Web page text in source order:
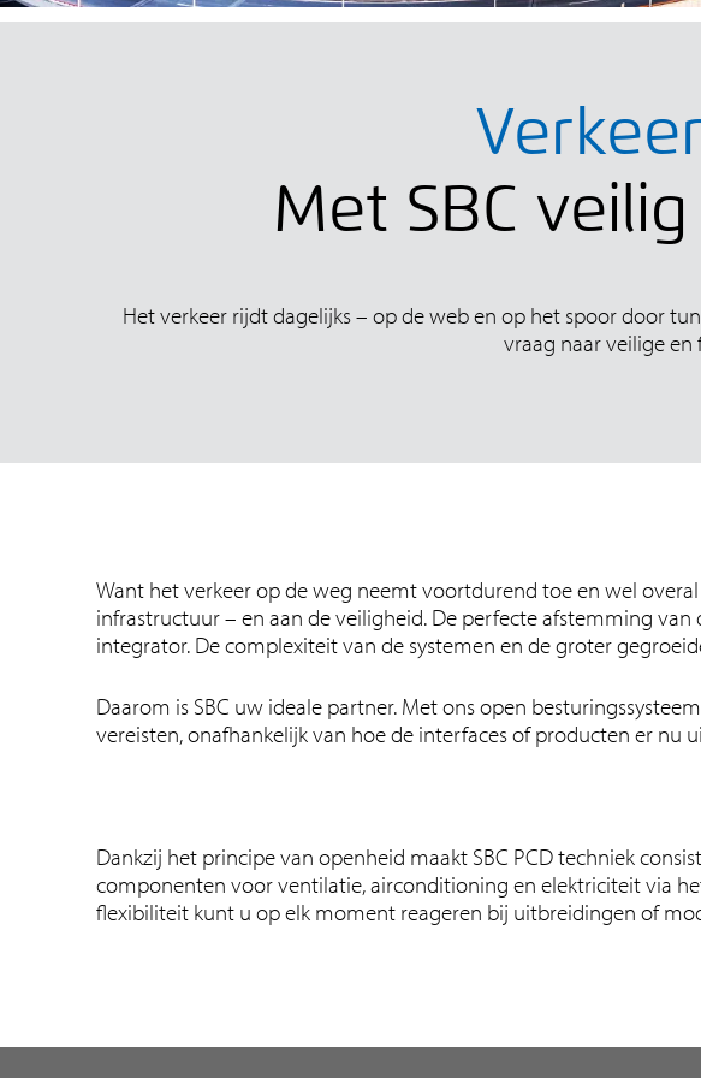
Met SBC
Het verkeer rijdt dagelijks – op de web en op het spoor door
vraag naar veilige
Want het verkeer op de weg neemt voortdurend toe en wel
infrastructuur – en aan de veiligheid. De perfecte afstemming
integrator. De complexiteit van de systemen en de groter
Daarom is SBC uw ideale partner. Met ons open
vereisten, onafhankelijk van hoe de interfaces of producten er nu
Dankzij het principe van openheid maakt SBC PCD techniek
componenten voor ventilatie, airconditioning en elektriciteit via
flexibiliteit kunt u op elk moment reageren bij uitbreidingen of